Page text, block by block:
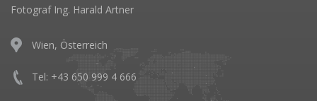
Fotograf Ing. Harald Artner
Wien, Österreich
Tel: +43 650 999 4 666